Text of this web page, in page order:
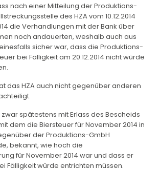
nach einer Mitteilung der Produktions-
des HZA vom 10.12.2014
die Verhandlungen mit der Bank über
noch andauerten, weshalb auch aus
sicher war, dass die Produktions-
bei Fälligkeit am 20.12.2014 nicht würde
das HZA auch nicht gegenüber anderen
spätestens mit Erlass des Bescheids
dem die Biersteuer für November 2014 in
der Produktions-GmbH
bekannt, wie hoch die
für November 2014 war und dass er
Fälligkeit würde entrichten müssen.